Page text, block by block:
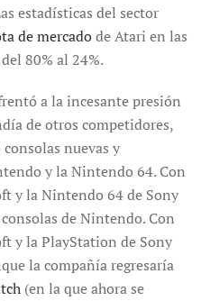
estadísticas del sector
de mercadode Atari en las
80% al 24%.
a la incesante presión
de otros competidores,
nuevas y
y la Nintendo 64. Con
y la Nintendo 64 de Sony
de Nintendo. Con
y la PlayStation de Sony
la compañía regresaría
(en la que ahora se